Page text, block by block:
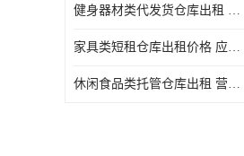
健身器材类代发货仓库出租 租期灵活 新媒体平台配套
家具类短租仓库出租价格 应用广泛 智能电商配套
休闲食品类托管仓库出租 营造良好环境氛围 垂直电商配套